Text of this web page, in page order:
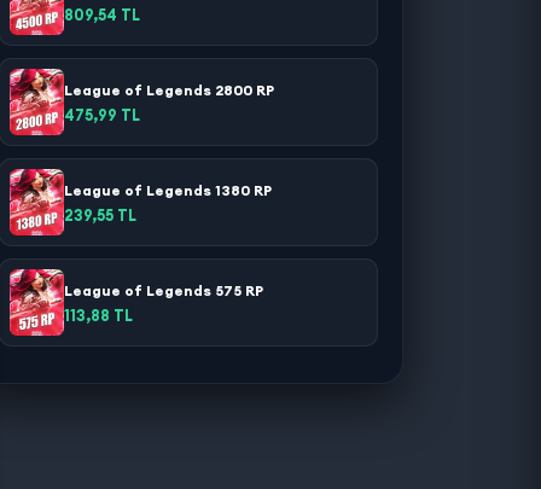
809,54 TL
League of Legends 2800 RP
475,99 TL
League of Legends 1380 RP
239,55 TL
League of Legends 575 RP
113,88 TL